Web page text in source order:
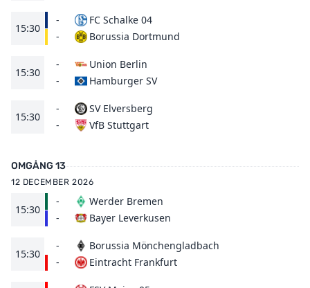
15:30
-
-
FC Schalke 04
Borussia Dortmund
15:30
-
-
Union Berlin
Hamburger SV
15:30
-
-
SV Elversberg
VfB Stuttgart
OMGÅNG 13
12 DECEMBER 2026
15:30
-
-
Werder Bremen
Bayer Leverkusen
15:30
-
-
Borussia Mönchengladbach
Eintracht Frankfurt